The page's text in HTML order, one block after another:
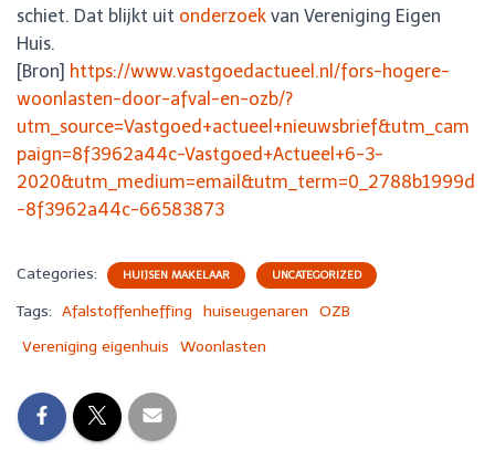
schiet. Dat blijkt uit onderzoek van Vereniging Eigen
Huis.
[Bron] https://www.vastgoedactueel.nl/fors-hogere-
woonlasten-door-afval-en-ozb/?
utm_source=Vastgoed+actueel+nieuwsbrief&utm_cam
paign=8f3962a44c-Vastgoed+Actueel+6-3-
2020&utm_medium=email&utm_term=0_2788b1999d
-8f3962a44c-66583873
Categories: HUIJSEN MAKELAAR UNCATEGORIZED
Tags: Afalstoffenheffing huiseugenaren
OZB
Vereniging eigenhuis
Woonlasten